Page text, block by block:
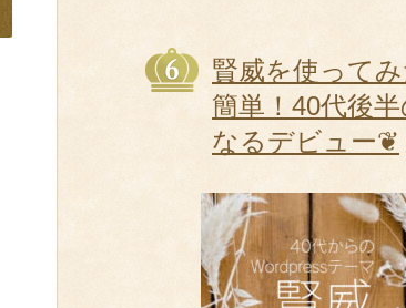
賢威を使って
簡単！40代後
なるデビュー❦